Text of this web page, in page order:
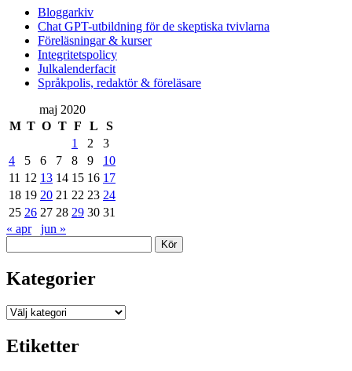
Bloggarkiv
Chat GPT-utbildning för de skeptiska tvivlarna
Föreläsningar & kurser
Integritetspolicy
Julkalenderfacit
Språkpolis, redaktör & föreläsare
Sidopanel
maj 2020
M T O T F L
S
1
2
3
4
5 6 7 8 9
10
11 12 13 14 15 16 17
18 19 20 21 22 23 24
25 26 27 28 29 30 31
« apr
jun »
Kategorier
Kategorier
Etiketter